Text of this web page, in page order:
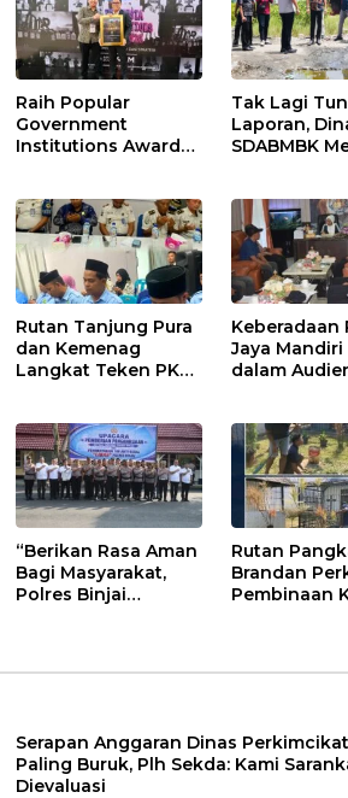
Raih Popular
Government
Institutions Award
Kementerian
ATR/BPN Kembali
Diakui
Tak Lagi
Laporan,
SDABMBK Medan
Infrastruktur
Rutan Tanjung Pura
dan Kemenag
Langkat Teken PKS
Binaan
Keberadaan
Jaya
dalam
“Berikan Rasa Aman
Bagi Masyarakat,
Polres Binjai
Rutan
Brandan
Pembinaan
Serapan Anggaran Dinas
Paling Buruk, Plh Sekda: Kami
Dievaluasi